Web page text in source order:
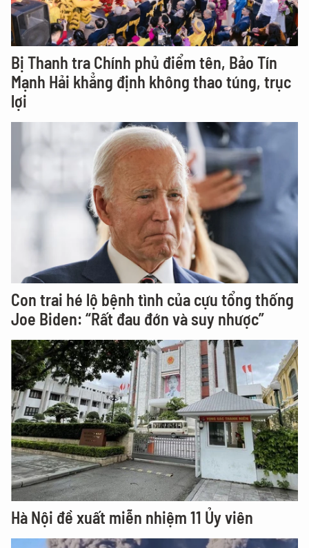
Bị Thanh tra Chính phủ điểm tên, Bảo Tín
Mạnh Hải khẳng định không thao túng, trục
lợi
Con trai hé lộ bệnh tình của cựu tổng thống
Joe Biden: “Rất đau đớn và suy nhược”
Hà Nội đề xuất miễn nhiệm 11 Ủy viên